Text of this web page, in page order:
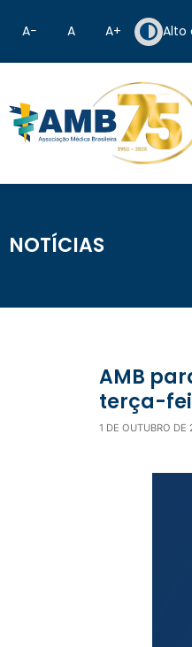
A− A A+ Alto
NOTÍCIAS
AMB parabeniza e deseja sucesso aos novos conselheiros do CFM, que tomaram posse nesta
terça-
1 DE OUTUBRO DE